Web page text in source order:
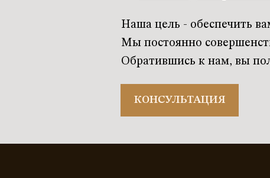
Наша цель - обеспечить
Мы постоянно
Обратившись к нам, вы
КОНСУЛЬТАЦИЯ